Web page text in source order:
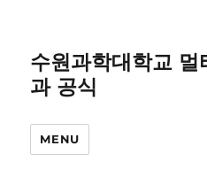
수원과학대학교
과 공식
MENU